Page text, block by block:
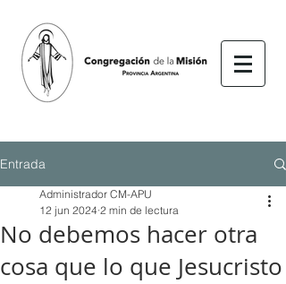
Entrada
No debemos hacer otra
cosa que lo que Jesucristo
Administrador CM-APU
12 jun 2024 2 min de lectura